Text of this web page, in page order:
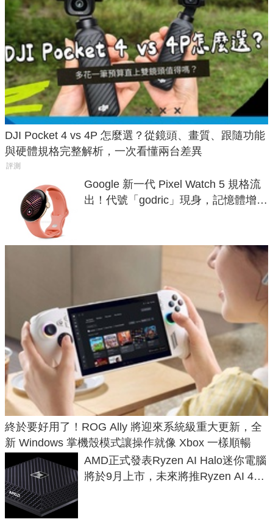
DJI Pocket 4 vs 4P 怎麼選？從鏡頭、畫質、跟隨功能
與硬體規格完整解析，一次看懂兩台差異
評測
Google 新一代 Pixel Watch 5 規格流
出！代號「godric」現身，記憶體增強
終於要好用了！ROG Ally 將迎來系統級重大更新，全
新 Windows 掌機殼模式讓操作就像 Xbox 一樣順暢
AMD正式發表Ryzen AI Halo迷你電腦
將於9月上市，未來將推Ryzen AI 400